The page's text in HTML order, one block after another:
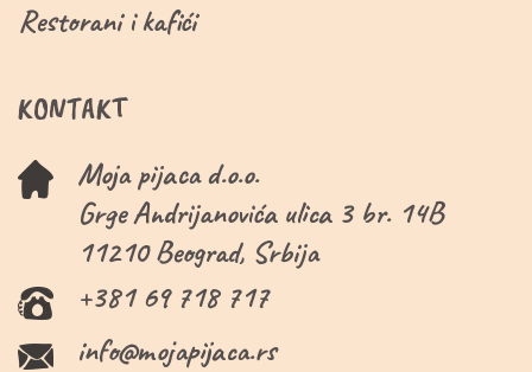
Restorani i kafići
KONTAKT
Moja pijaca d.o.o.
Grge Andrijanovića ulica 3 br. 14B
11210 Beograd, Srbija
+381 69 718 717
info@mojapijaca.rs